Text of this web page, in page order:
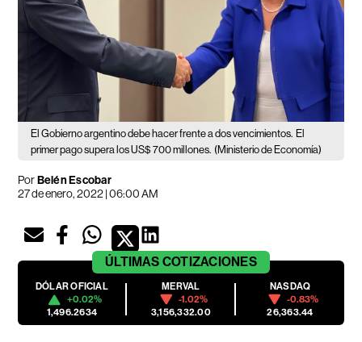
El Gobierno argentino debe hacer frente a dos vencimientos. El
primer pago supera los US$ 700 millones. (Ministerio de Economía)
PorBelén Escobar
27 de enero, 2022 | 06:00 AM
ÚLTIMAS COTIZACIONES
DÓLAR OFICIAL
+0.02%
1,496.2634
MERVAL
-1.02%
3,156,332.00
NASDAQ
-0.83%
26,363.44